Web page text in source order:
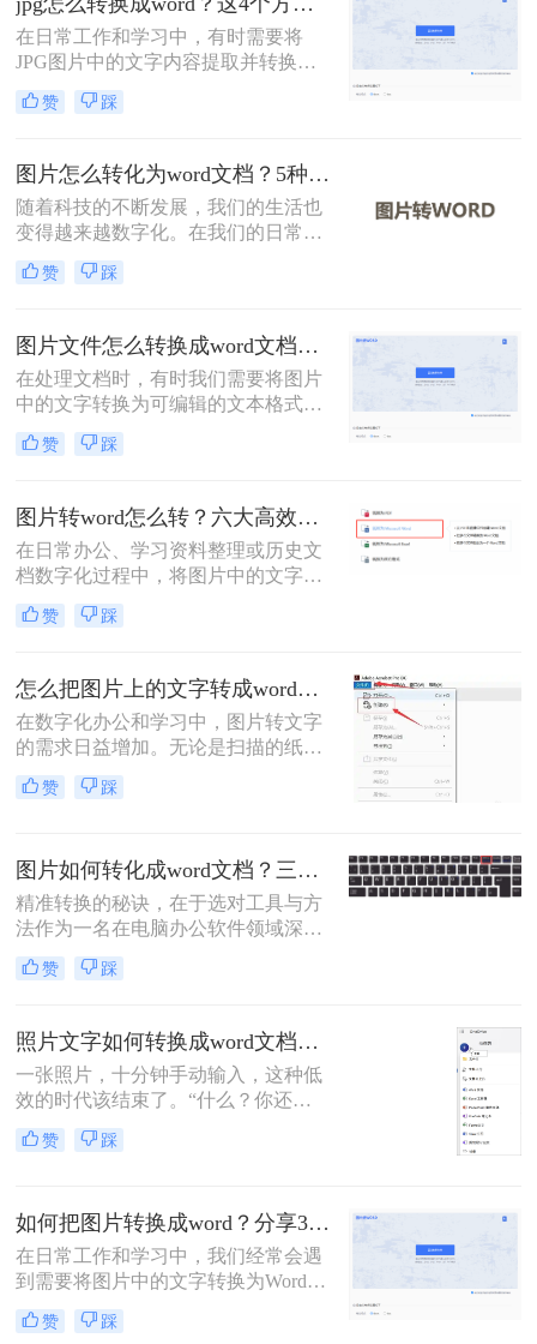
转换。
在日常工作和学习中，有时需要将
JPG图片中的文字内容提取并转换为
Word文档，以便于编辑和分享。那么
jpg怎么转换成word呢？本文将介绍四
赞 踩
图片怎么转化为word文档？5种实用方法详解！
随着科技的不断发展，我们的生活也
变得越来越数字化。在我们的日常生
活中，我们经常需要将图片转换成
Word文档。然而，这种转换可能需要
们将介绍图片怎么转化为word文档。
赞 踩
图片文件怎么转换成word文档？教你4招轻松搞定！
在处理文档时，有时我们需要将图片
中的文字转换为可编辑的文本格式，
例如Word文档。这通常涉及到光学字
符识别（OCR）技术，它可以识别图
文本。那么图片文件怎么转换成word
文档呢？本文将介绍几种常用的方法
来实现图片到Word文档的转换。
赞 踩
图片转word怎么转？六大高效转换方法指南！
在日常办公、学习资料整理或历史文
档数字化过程中，将图片中的文字精
准转换为可编辑的Word文档是高频需
求。那么图片转word怎么转呢？本文
各场景下的最佳选择，助你彻底摆脱
手动输入的繁琐。
赞 踩
怎么把图片上的文字转成word文档？5种常用高效方法详解！
在数字化办公和学习中，图片转文字
的需求日益增加。无论是扫描的纸质
文档、手机拍摄的笔记，还是网络图
片中的文本，将图片中的文字提取并
成word文档呢？本文将详细介绍五种
常用且高效的方法，帮助您快速选择
最适合的方案。
赞 踩
图片如何转化成word文档？三招精准转换，职场效率翻倍！
精准转换的秘诀，在于选对工具与方
法作为一名在电脑办公软件领域深耕
多年的测评博主，小编每天都会收到
大量读者的咨询：“如何把图片里的
文档？”无论是会议纪要的拍照图、
纸质资料的扫描件，还是网页上无法
复制的截图，手动输入耗时费力还易
出错
赞 踩
照片文字如何转换成word文档？这4个方法轻松转换！
一张照片，十分钟手动输入，这种低
效的时代该结束了。“什么？你还在
对着照片一个字一个字敲键盘？”作
为一名与电脑办公软件打了多年交道
赞 踩
如何把图片转换成word？分享3种转换方法！
在日常工作和学习中，我们经常会遇
到需要将图片中的文字转换为Word文
档的情况。无论是为了编辑、修改还
是保存为可搜索的文本格式，将图片
赞 踩